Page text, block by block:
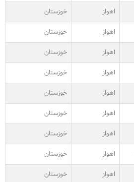
اهواز
خوزستان
اهواز
خوزستان
اهواز
خوزستان
اهواز
خوزستان
اهواز
خوزستان
اهواز
خوزستان
اهواز
خوزستان
اهواز
خوزستان
اهواز
خوزستان